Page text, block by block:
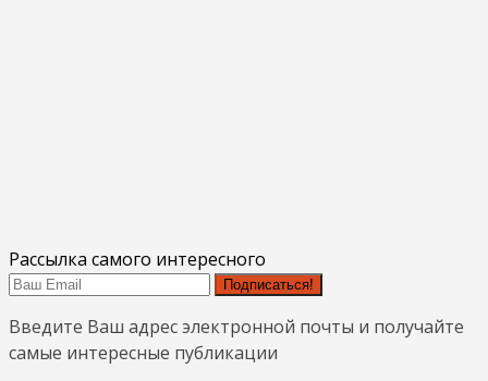
Рассылка самого интересного
Подписаться!
Введите Ваш адрес электронной почты и получайте
самые интересные публикации